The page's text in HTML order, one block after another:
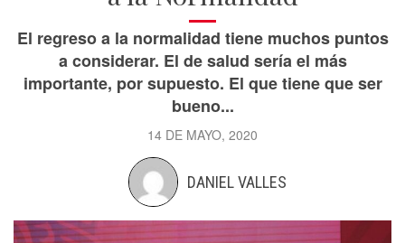
El regreso a la normalidad tiene muchos puntos
a considerar. El de salud sería el más
importante, por supuesto. El que tiene que ser
bueno...
14 DE MAYO, 2020
DANIEL VALLES